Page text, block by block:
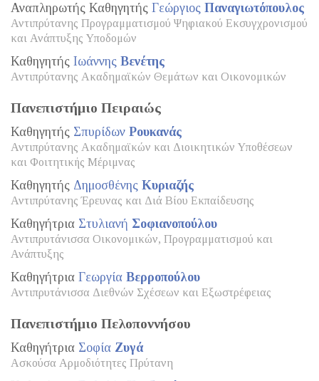
Αναπληρωτής Καθηγητής Γεώργιος Παναγιωτόπουλος
Αντιπρύτανης Προγραμματισμού Ψηφιακού Εκσυγχρονισμού
και Ανάπτυξης Υποδομών
Καθηγητής Ιωάννης Βενέτης
Αντιπρύτανης Ακαδημαϊκών Θεμάτων και Οικονομικών
Πανεπιστήμιο Πειραιώς
Καθηγητής Σπυρίδων Ρουκανάς
Αντιπρύτανης Ακαδημαϊκών και Διοικητικών Υποθέσεων
και Φοιτητικής Μέριμνας
Καθηγητής Δημοσθένης Κυριαζής
Αντιπρύτανης Έρευνας και Διά Βίου Εκπαίδευσης
Καθηγήτρια Στυλιανή Σοφιανοπούλου
Αντιπρυτάνισσα Οικονομικών, Προγραμματισμού και
Ανάπτυξης
Καθηγήτρια Γεωργία Βερροπούλου
Αντιπρυτάνισσα Διεθνών Σχέσεων και Εξωστρέφειας
Πανεπιστήμιο Πελοποννήσου
Καθηγήτρια Σοφία Ζυγά
Ασκούσα Αρμοδιότητες Πρύτανη